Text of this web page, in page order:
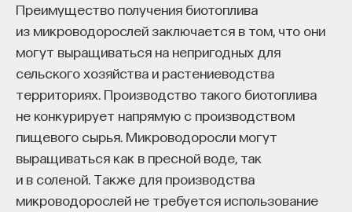
Преимущество получения биотоплива
из микроводорослей заключается в том, что они
могут выращиваться на непригодных для
сельского хозяйства и растениеводства
территориях. Производство такого биотоплива
не конкурирует напрямую с производством
пищевого сырья. Микроводоросли могут
выращиваться как в пресной воде, так
и в соленой. Также для производства
микроводорослей не требуется использование
STEM-специалистов (Science, Technology,
Engineering, Mathematics) в самые амбициозные
Deep-Tech и Biotech проекты по всему миру. Если
вы занимаетесь биоинформатикой, молекулярной
биологией, ИИ или другими наукоемкими
дисциплинами, проект поможет вам найти место
в командах, меняющих индустрию.
Как стать участником:
Заполнить анкету кандидата
Посмотреть текущие вакансии